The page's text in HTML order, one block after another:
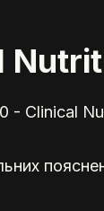
- Clinical